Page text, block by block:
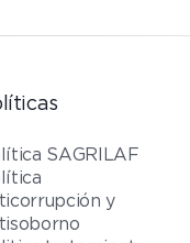
SAGRILAF
y